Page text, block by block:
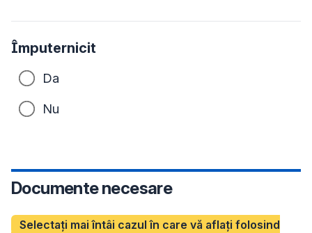
Împuternicit
Da
Nu
Documente necesare
Selectați mai întâi cazul în care vă aflați folosind